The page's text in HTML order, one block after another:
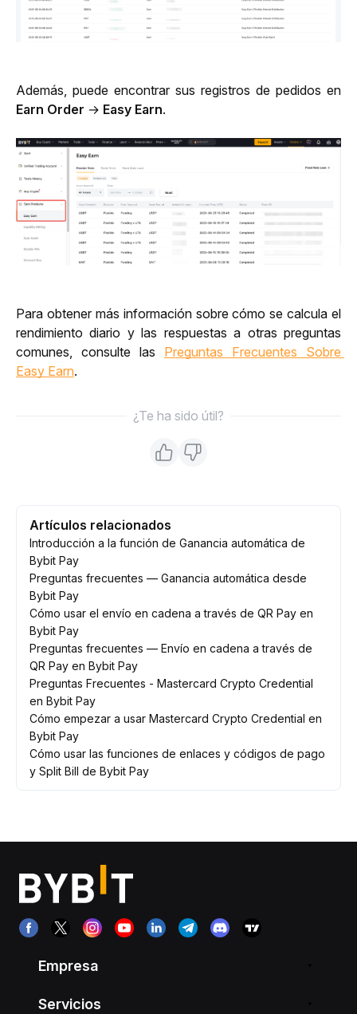
Earn Order → Easy Earn.
Para obtener más información sobre cómo se calcula el
rendimiento diario y las respuestas a otras preguntas
comunes, consulte las Preguntas Frecuentes Sobre
Easy Earn.
¿Te ha sido útil?
Artículos relacionados
Introducción a la función de Ganancia automática de
Bybit Pay
Preguntas frecuentes — Ganancia automática desde
Bybit Pay
Cómo usar el envío en cadena a través de QR Pay en
Bybit Pay
Preguntas frecuentes — Envío en cadena a través de
QR Pay en Bybit Pay
Preguntas Frecuentes - Mastercard Crypto Credential
en Bybit Pay
Cómo empezar a usar Mastercard Crypto Credential en
Bybit Pay
Cómo usar las funciones de enlaces y códigos de pago
y Split Bill de Bybit Pay
Empresa
Servicios